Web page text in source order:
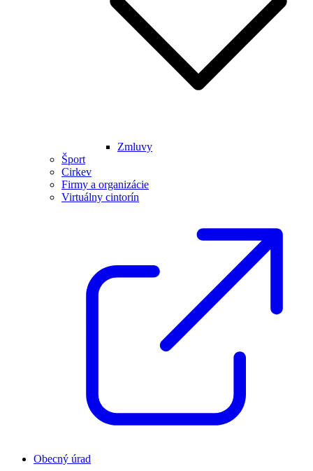
Zmluvy
Šport
Cirkev
Firmy a organizácie
Virtuálny cintorín
Obecný úrad